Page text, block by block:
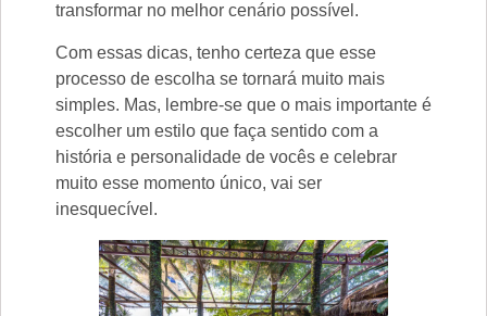
transformar no melhor cenário possível.
Com essas dicas, tenho certeza que esse
processo de escolha se tornará muito mais
simples. Mas, lembre-se que o mais importante é
escolher um estilo que faça sentido com a
história e personalidade de vocês e celebrar
muito esse momento único, vai ser
inesquecível.